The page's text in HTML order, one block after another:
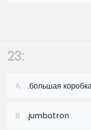
23:
A. .большая
B. .jumbotron